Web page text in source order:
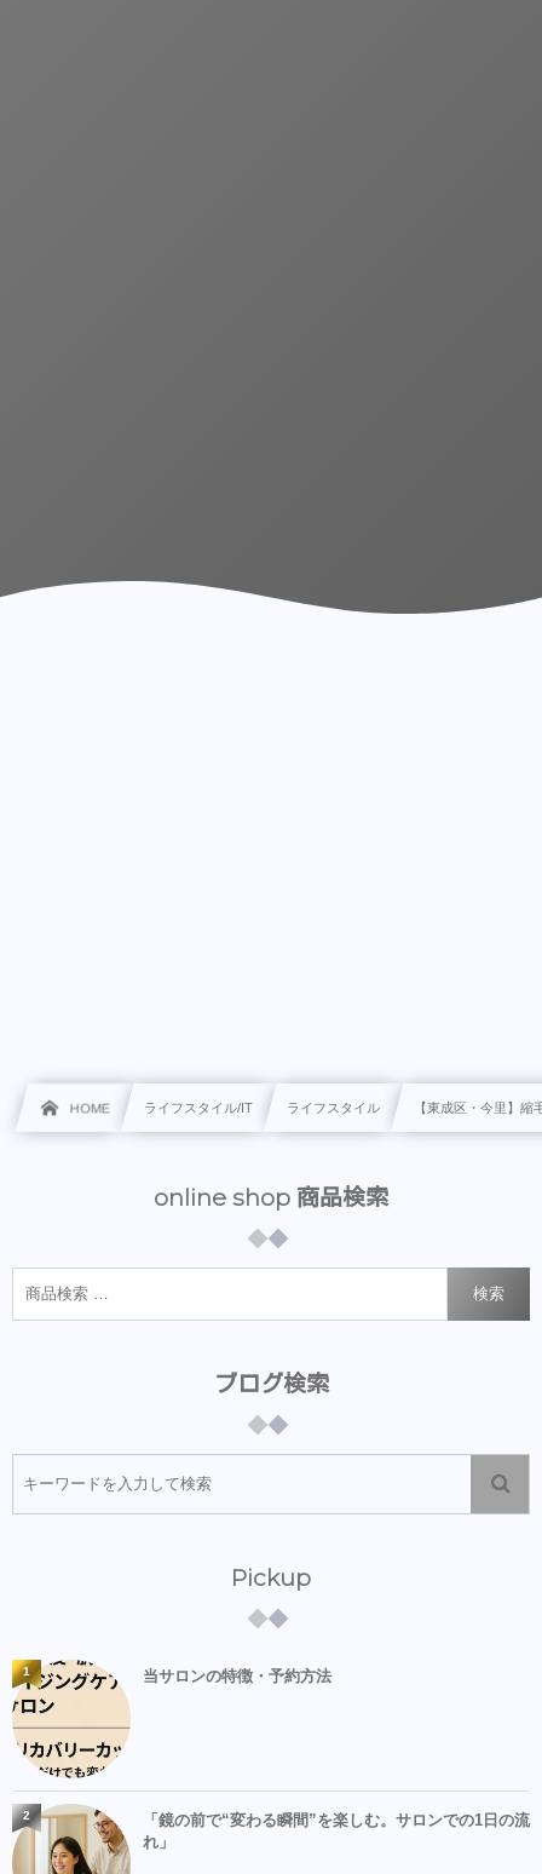
HOME ライフスタイル/IT ライフスタイル 【東成区・今里】
online shop 商品検索
検索
ブログ検索
Pickup
当サロンの特徴・予約方法
1
「鏡の前で“変わる瞬間”を楽しむ。サロンでの1日の流
れ」
2